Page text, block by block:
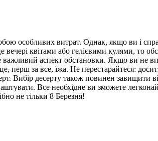
витрат. Однак, якщо ви і
квітами або гелієвими кулями, то
аспект обстановки. Якщо ви не
перш за все, їжа. Не перестарайтеся:
Вибір десерту також повинен завищити
Все необхідне ви зможете
не тільки 8 Березня!